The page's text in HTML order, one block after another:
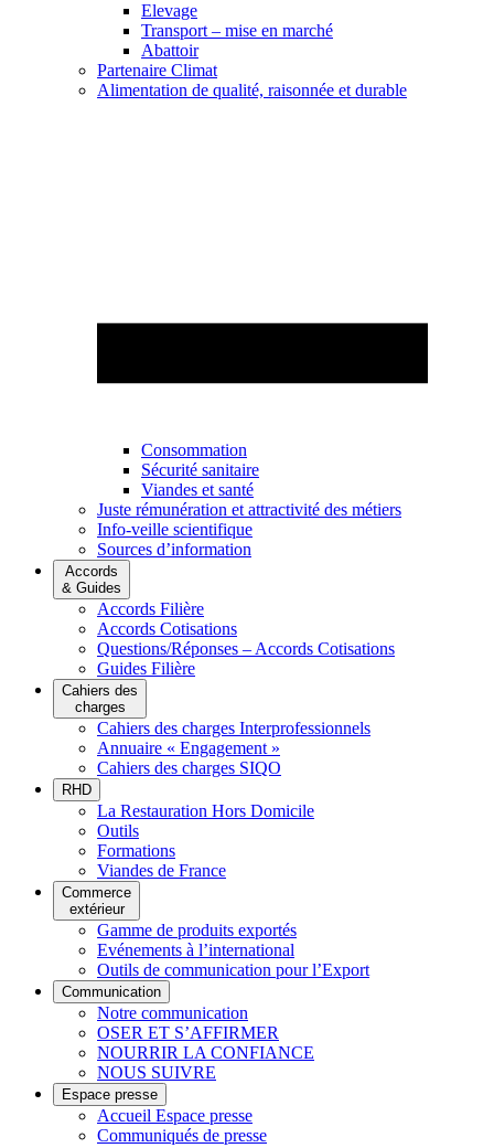
Elevage
Transport – mise en marché
Abattoir
Partenaire Climat
Alimentation de qualité, raisonnée et durable
Consommation
Sécurité sanitaire
Viandes et santé
Juste rémunération et attractivité des métiers
Info-veille scientifique
Sources d’information
Accords
& Guides
Accords Filière
Accords Cotisations
Questions/Réponses – Accords Cotisations
Guides Filière
Cahiers des
charges
Cahiers des charges Interprofessionnels
Annuaire « Engagement »
Cahiers des charges SIQO
RHD
La Restauration Hors Domicile
Outils
Formations
Viandes de France
Commerce
extérieur
Gamme de produits exportés
Evénements à l’international
Outils de communication pour l’Export
Communication
Notre communication
OSER ET S’AFFIRMER
NOURRIR LA CONFIANCE
NOUS SUIVRE
Espace presse
Accueil Espace presse
Communiqués de presse